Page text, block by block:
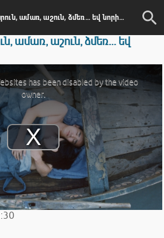
Ոսկե Ծիրան: Գարուն, ամառ, աշուն, ձմեռ… եվ նորից գարուն
ամառ, աշուն, ձմեռ… եվ
Play
Video
has been disabled by the video
owner.